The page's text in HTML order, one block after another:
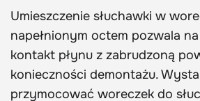
Umieszczenie słuchawki w
napełnionym octem pozwala
kontakt płynu z zabrudzoną
konieczności demontażu.
przymocować woreczek do